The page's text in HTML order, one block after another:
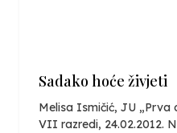
Sadako hoće živjeti
Melisa Ismičić, JU „Prva
VII razredi, 24.02.2012.